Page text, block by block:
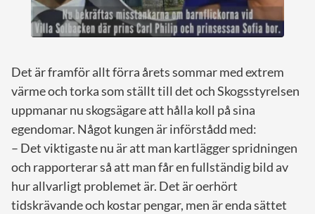
Det är framför allt förra årets sommar med extrem
värme och torka som ställt till det och Skogsstyrelsen
uppmanar nu skogsägare att hålla koll på sina
egendomar. Något kungen är införstådd med:
– Det viktigaste nu är att man kartlägger spridningen
och rapporterar så att man får en fullständig bild av
hur allvarligt problemet är. Det är oerhört
tidskrävande och kostar pengar, men är enda sättet